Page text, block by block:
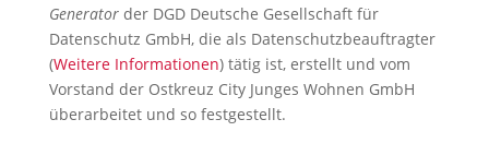
Generatorder DGD Deutsche Gesellschaft für
Datenschutz GmbH, die als Datenschutzbeauftragter
(Weitere Informationen) tätig ist, erstellt und vom
Vorstand der Ostkreuz City Junges Wohnen GmbH
überarbeitet und so festgestellt.